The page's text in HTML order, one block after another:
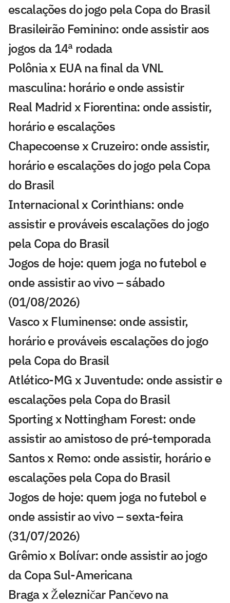
escalações do jogo pela Copa do Brasil
Brasileirão Feminino: onde assistir aos
jogos da 14ª rodada
Polônia x EUA na final da VNL
masculina: horário e onde assistir
Real Madrid x Fiorentina: onde assistir,
horário e escalações
Chapecoense x Cruzeiro: onde assistir,
horário e escalações do jogo pela Copa
do Brasil
Internacional x Corinthians: onde
assistir e prováveis escalações do jogo
pela Copa do Brasil
Jogos de hoje: quem joga no futebol e
onde assistir ao vivo – sábado
(01/08/2026)
Vasco x Fluminense: onde assistir,
horário e prováveis escalações do jogo
pela Copa do Brasil
Atlético-MG x Juventude: onde assistir e
escalações pela Copa do Brasil
Sporting x Nottingham Forest: onde
assistir ao amistoso de pré-temporada
Santos x Remo: onde assistir, horário e
escalações pela Copa do Brasil
Jogos de hoje: quem joga no futebol e
onde assistir ao vivo – sexta-feira
(31/07/2026)
Grêmio x Bolívar: onde assistir ao jogo
da Copa Sul-Americana
Braga x Železničar Pančevo na